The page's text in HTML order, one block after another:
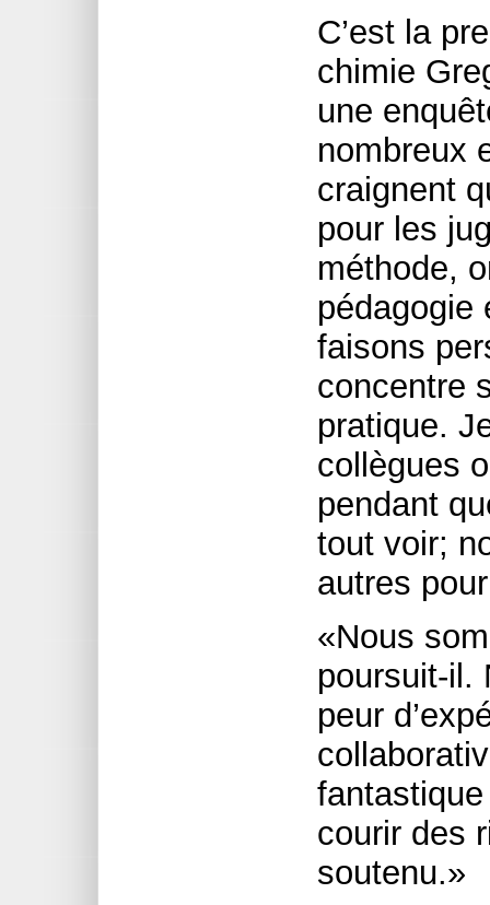
C’est la
chimie
une
nombreux
craignent
pour les
méthode,
pédagogie
faisons
concentre
pratique.
collègues
pendant
tout voir;
autres
«Nous
poursuit-il.
peur
courir des
soutenu.»